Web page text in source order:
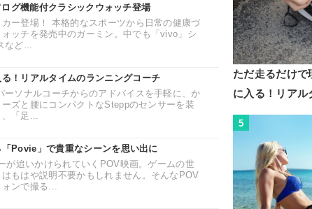
グ機能付クラシックウォッチ登場
ー登場！ 本格的なスポーツから日常の健康づ
ッチを発売中のガーミン。中でも「vivo」シ
など...
！リアルタイムのランニングコーチ
ソナルコーチからのアドバイスを手軽に、か
ズと腰にコンパクトなSteppのセンサーを装
「足...
Povie」で貴重なシーンを思い出に
が追いかけられていくPOV映画。ゲームの世
もはや説明不要かもしれません。そんなPOV
ンで撮る...
ただ走るだけで
に入る！リアル
5